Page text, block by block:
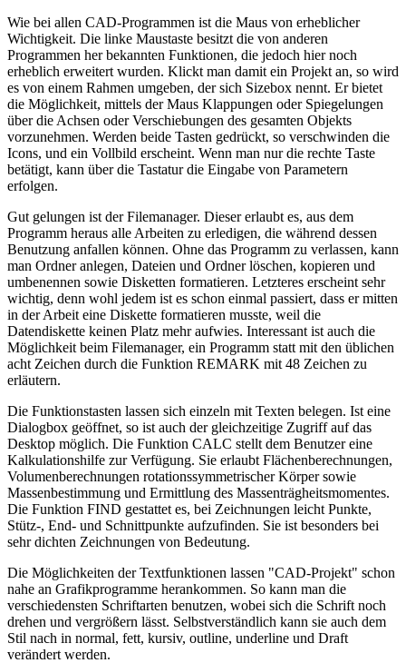
Wie bei allen CAD-Programmen ist die Maus von erheblicher
Wichtigkeit. Die linke Maustaste besitzt die von anderen
Programmen her bekannten Funktionen, die jedoch hier noch
erheblich erweitert wurden. Klickt man damit ein Projekt an, so wird
es von einem Rahmen umgeben, der sich Sizebox nennt. Er bietet
die Möglichkeit, mittels der Maus Klappungen oder Spiegelungen
über die Achsen oder Verschiebungen des gesamten Objekts
vorzunehmen. Werden beide Tasten gedrückt, so verschwinden die
Icons, und ein Vollbild erscheint. Wenn man nur die rechte Taste
betätigt, kann über die Tastatur die Eingabe von Parametern
erfolgen.
Gut gelungen ist der Filemanager. Dieser erlaubt es, aus dem
Programm heraus alle Arbeiten zu erledigen, die während dessen
Benutzung anfallen können. Ohne das Programm zu verlassen, kann
man Ordner anlegen, Dateien und Ordner löschen, kopieren und
umbenennen sowie Disketten formatieren. Letzteres erscheint sehr
wichtig, denn wohl jedem ist es schon einmal passiert, dass er mitten
in der Arbeit eine Diskette formatieren musste, weil die
Datendiskette keinen Platz mehr aufwies. Interessant ist auch die
Möglichkeit beim Filemanager, ein Programm statt mit den üblichen
acht Zeichen durch die Funktion REMARK mit 48 Zeichen zu
erläutern.
Die Funktionstasten lassen sich einzeln mit Texten belegen. Ist eine
Dialogbox geöffnet, so ist auch der gleichzeitige Zugriff auf das
Desktop möglich. Die Funktion CALC stellt dem Benutzer eine
Kalkulationshilfe zur Verfügung. Sie erlaubt Flächenberechnungen,
Volumenberechnungen rotationssymmetrischer Körper sowie
Massenbestimmung und Ermittlung des Massenträgheitsmomentes.
Die Funktion FIND gestattet es, bei Zeichnungen leicht Punkte,
Stütz-, End- und Schnittpunkte aufzufinden. Sie ist besonders bei
sehr dichten Zeichnungen von Bedeutung.
Die Möglichkeiten der Textfunktionen lassen "CAD-Projekt" schon
nahe an Grafikprogramme herankommen. So kann man die
verschiedensten Schriftarten benutzen, wobei sich die Schrift noch
drehen und vergrößern lässt. Selbstverständlich kann sie auch dem
Stil nach in normal, fett, kursiv, outline, underline und Draft
verändert werden.